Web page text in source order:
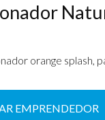
orange splash,
EMPRENDEDOR